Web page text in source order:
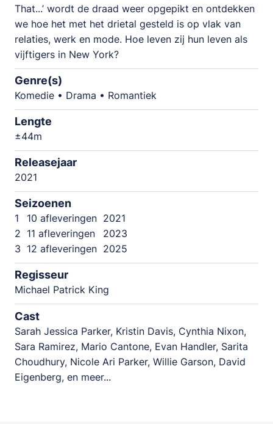
That...’ wordt de draad weer opgepikt en ontdekken
we hoe het met het drietal gesteld is op vlak van
relaties, werk en mode. Hoe leven zij hun leven als
vijftigers in New York?
Genre(s)
Komedie • Drama • Romantiek
Lengte
±44m
Releasejaar
2021
Seizoenen
1 10 afleveringen 2021
2 11 afleveringen
2023
3 12 afleveringen 2025
Regisseur
Michael Patrick King
Cast
Sarah Jessica Parker, Kristin Davis, Cynthia Nixon,
Sara Ramirez, Mario Cantone, Evan Handler, Sarita
Choudhury, Nicole Ari Parker, Willie Garson, David
Eigenberg, en meer...